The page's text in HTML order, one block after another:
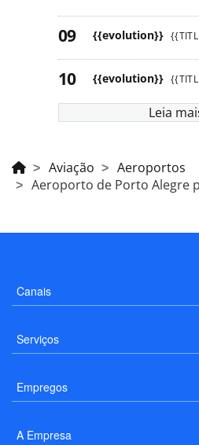
{{evolution}}
{{evolution}}
Leia
Aviação
Aeroportos
Aeroporto de Porto Alegre
Canais
Serviços
Empregos
A Empresa